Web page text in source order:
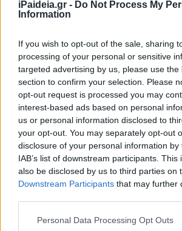
iPaideia.gr - Do Not Process My
Information
If you wish to opt-out of the sale, sharing
processing of your personal or sensitive
targeted advertising by us, please use the
section to confirm your selection. Please
opt-out request is processed you may
interest-based ads based on personal
us or personal information disclosed to
your opt-out. You may separately opt-out
disclosure of your personal information
IAB’s list of downstream participants.
also be disclosed by us to third parties on
Downstream Participants that may further
Please note that this website/app uses
Personal Data Processing Opt Outs
Τεταρτη 3-6-2026
– ΒΙΟΛΟΓΙΑ
παρασκευη 5-6-2026
– ΛΑΤΙΝΙΚΑ
– χημεια
– πληροφορικη